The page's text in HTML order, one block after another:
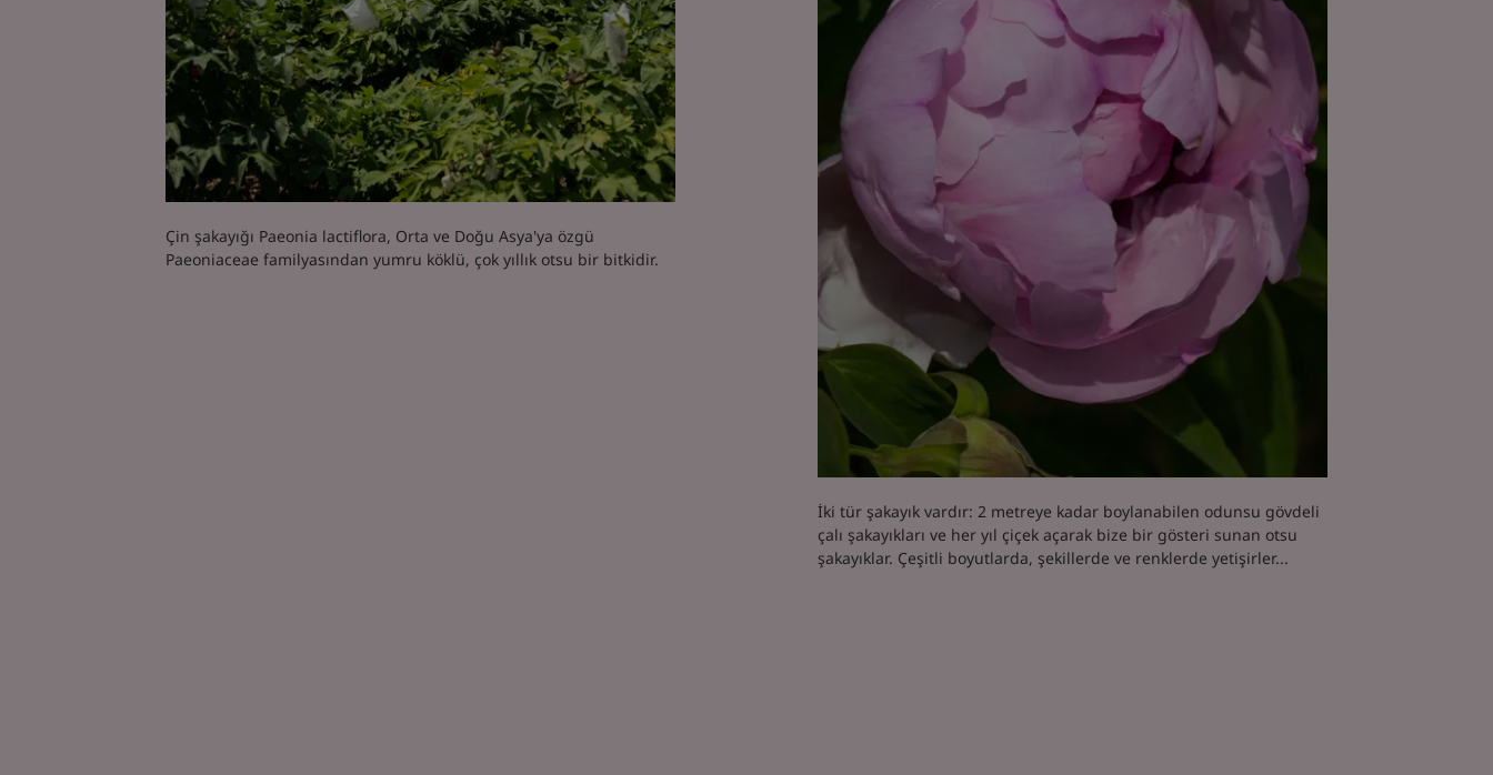
Çin şakayığı Paeonia lactiflora, Orta ve Doğu Asya'ya özgü
Paeoniaceae familyasından yumru köklü, çok yıllık otsu bir bitkidir.
İki tür şakayık vardır: 2 metreye kadar boylanabilen odunsu gövdeli
çalı şakayıkları ve her yıl çiçek açarak bize bir gösteri sunan otsu
şakayıklar. Çeşitli boyutlarda, şekillerde ve renklerde yetişirler...